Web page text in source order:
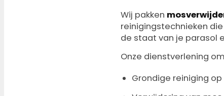
Wij pakken
reinigingstechnieken
de staat van je parasol
Onze dienstverlening
Grondige reiniging